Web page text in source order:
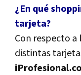
¿En qué
tarjeta?
Con respecto
distintas